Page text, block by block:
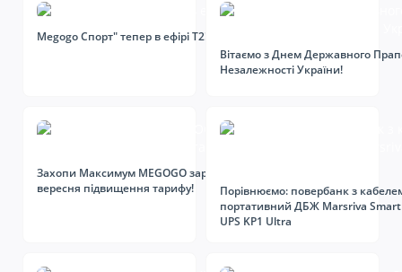
Megogo Спорт" тепер в ефірі Т2!
Вітаємо з Днем Державного
Незалежності України!
Захопи Максимум MEGOGO зараз – з 1
вересня підвищення тарифу!
Порівнюємо: повербанк з
портативний ДБЖ Marsriva
UPS KP1 Ultra